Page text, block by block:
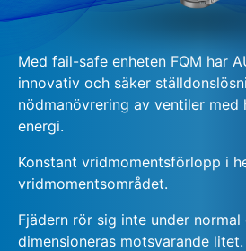
Med fail-safe enheten FQM har
innovativ och säker
nödmanövrering av ventiler med
energi.
Konstant vridmomentsförlopp i
vridmomentsområdet.
Fjädern rör sig inte under
dimensioneras motsvarande litet.